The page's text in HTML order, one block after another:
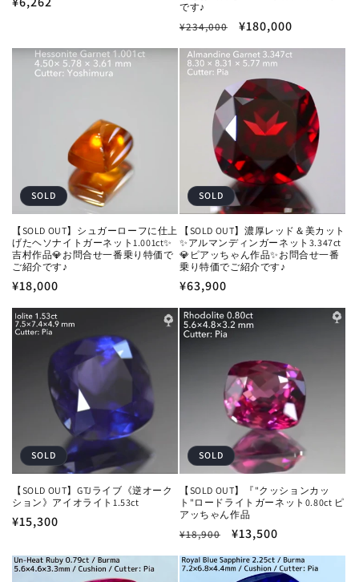
です♪
通
常
価
¥234,000
セ
ー
ル
価
格
¥180,000
SOLD
【SOLD OUT】シュガーローフに仕上
げたヘソナイトガーネット1.001ct✨
吉村作品💎お問合せ一番乗り特価で
ご紹介です♪
通
常
価
¥18,000
SOLD
【SOLD OUT】濃厚レッド＆美カット
✨アルマンディンガーネット3.347ct
💎ピアッちゃん作品✨お問合せ一番
乗り特価でご紹介です♪
通
常
価
¥63,900
SOLD
【SOLD OUT】GTJライブ《逆オーク
ション》アイオライト1.53ct
通
価
¥15,300
SOLD
【SOLD OUT】『"クッションカッ
ト"ロードライトガーネット0.80ct ピ
アッちゃん作品
通
常
価
¥18,900
セ
ー
ル
¥13,500